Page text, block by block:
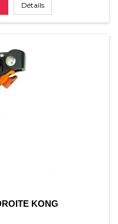
Détails
KONG